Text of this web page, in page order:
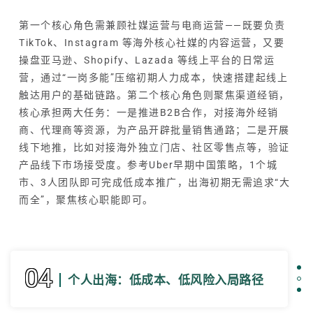
第一个核心角色需兼顾社媒运营与电商运营——既要负责
TikTok、Instagram 等海外核心社媒的内容运营，又要
操盘亚马逊、Shopify、Lazada 等线上平台的日常运
营，通过“一岗多能”压缩初期人力成本，快速搭建起线上
触达用户的基础链路。第二个核心角色则聚焦渠道经销，
核心承担两大任务：一是推进B2B合作，对接海外经销
商、代理商等资源，为产品开辟批量销售通路；二是开展
线下地推，比如对接海外独立门店、社区零售点等，验证
产品线下市场接受度。参考Uber早期中国策略，1个城
市、3人团队即可完成低成本推广，出海初期无需追求“大
而全”，聚焦核心职能即可。
04 个人出海：低成本、低风险入局路径